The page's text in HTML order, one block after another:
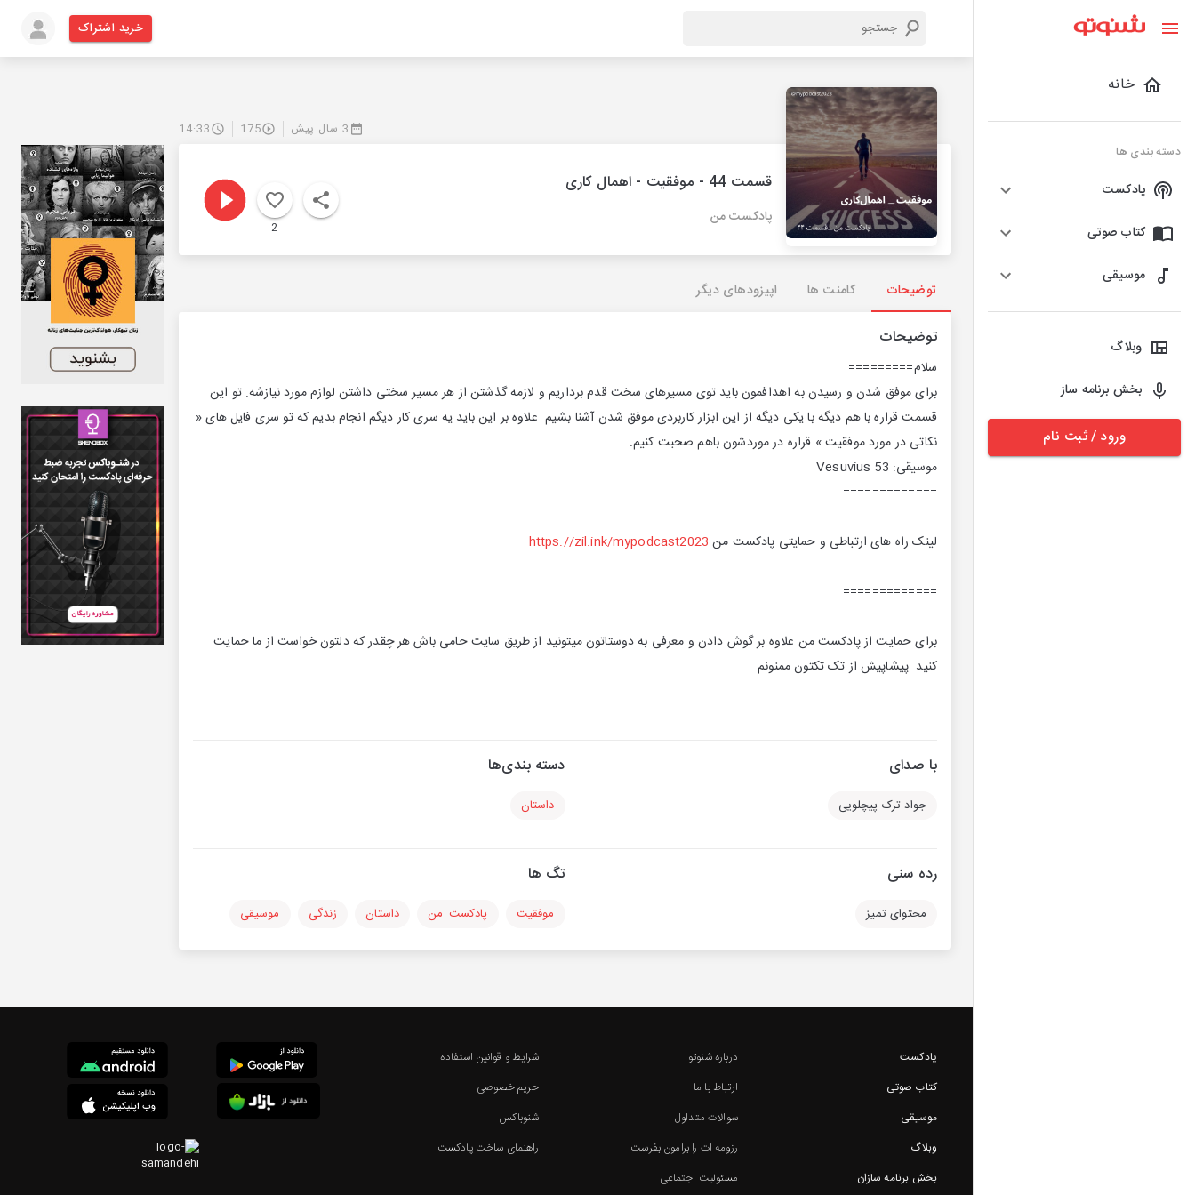
خانه
دسته بندی ها
پادکست
کتاب صوتی
موسیقی
وبلاگ
بخش برنامه ساز
ورود / ثبت نام
خرید اشتراک
3 سال پیش 175
14:33
قسمت 44 - موفقیت - اهمال کاری
پادکست من
2
توضیحات کامنت ها اپیزودهای دیگر
توضیحات
سلام=========
برای موفق شدن و رسیدن به اهدافمون باید توی مسیرهای سخت قدم برداریم و لازمه گذشتن از هر مسیر سختی داشتن لوازم مورد نیازشه. تو این
قسمت قراره با هم دیگه با یکی دیگه از این ابزار کاربردی موفق شدن آشنا بشیم. علاوه بر این باید یه سری کار دیگم انجام بدیم که تو سری فایل های «
نکاتی در مورد موفقیت » قراره در موردشون باهم صحبت کنیم.
موسیقی: 53 Vesuvius
=============
لینک راه های ارتباطی و حمایتی پادکست من https://zil.ink/mypodcast2023
=============
برای حمایت از پادکست من علاوه بر گوش دادن و معرفی به دوستاتون میتونید از طریق سایت حامی باش هر چقدر که دلتون خواست از ما حمایت
کنید. پیشاپیش از تک تکتون ممنونم.
با صدای
جواد ترک پیچلویی
دسته بندی‌ها
داستان
رده سنی
محتوای تمیز
تگ ها
موفقیت پادکست_من داستان زندگی موسیقی
پادکست
کتاب صوتی
موسیقی
وبلاگ
بخش برنامه سازان
درباره شنوتو
ارتباط با ما
سوالات متداول
رزومه ات را برامون بفرست
مسئولیت اجتماعی
شرایط و قوانین استفاده
حریم خصوصی
شنوباکس
راهنمای ساخت پادکست